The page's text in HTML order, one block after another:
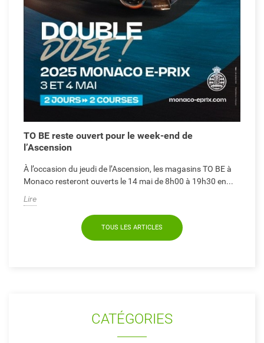
TO BE reste ouvert pour le week-end de
l’Ascension
À l’occasion du jeudi de l’Ascension, les magasins TO BE à
Monaco resteront ouverts le 14 mai de 8h00 à 19h30 en...
Lire
TOUS LES ARTICLES
CATÉGORIES